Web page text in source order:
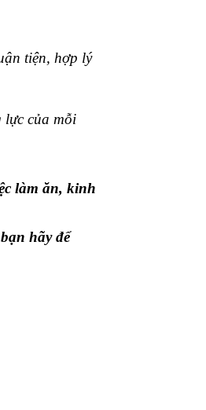
tiện, hợp lý
lực của mỗi
làm ăn, kinh
hãy để